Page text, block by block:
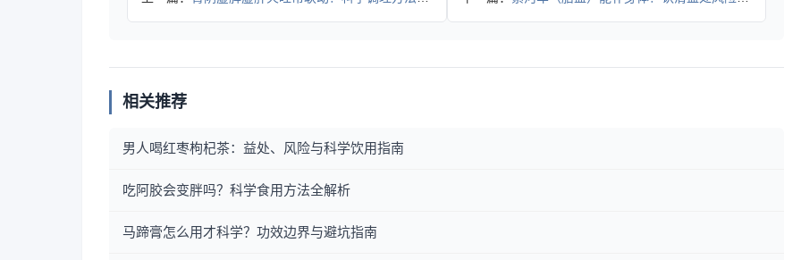
相关推荐
男人喝红枣枸杞茶：益处、风险与科学饮用指南
吃阿胶会变胖吗？科学食用方法全解析
马蹄膏怎么用才科学？功效边界与避坑指南